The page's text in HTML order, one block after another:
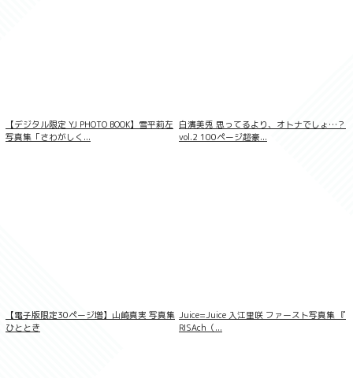
【デジタル限定 YJ PHOTO BOOK】雪平莉左
写真集「さわがしく...
白濱美兎 思ってるより、オトナでしょ…？
vol.2 100ページ超豪...
【電子版限定30ページ増】山崎真実 写真集
ひととき
Juice=Juice 入江里咲 ファースト写真集 『
RISAch（...